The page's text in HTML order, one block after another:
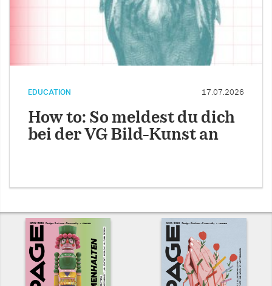
EDUCATION 17.07.2026
How to: So meldest du dich
bei der VG Bild-Kunst an